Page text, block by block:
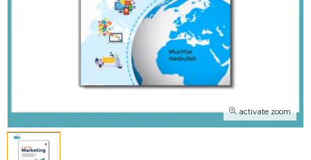
activate zoom